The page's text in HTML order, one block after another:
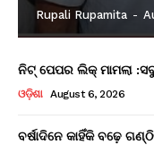
Rupali Rupamita -
ନିଟ୍ ପେପର ଲିକ୍ ମାମଲା
ଓଡ଼ିଶା August 6, 2026
ବର୍ଷାଦିନେ କାହିଁକି ବଢ଼େ